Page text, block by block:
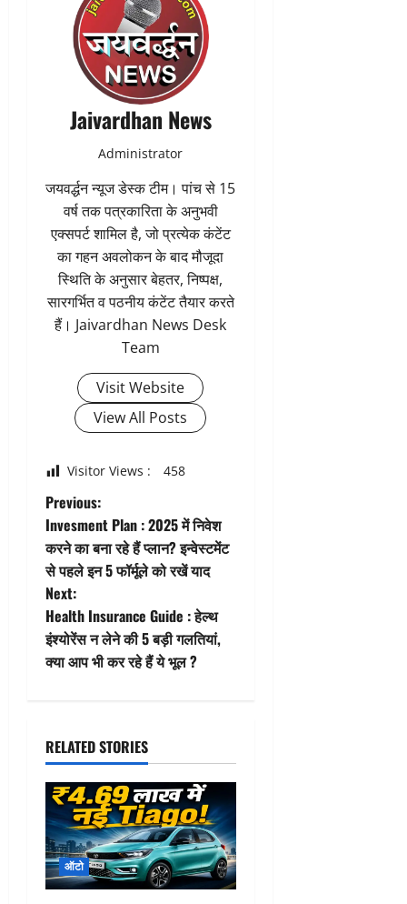
Jaivardhan News
Administrator
जयवर्द्धन न्यूज डेस्क टीम। पांच से 15
वर्ष तक पत्रकारिता के अनुभवी
एक्सपर्ट शामिल है, जो प्रत्येक कंटेंट
का गहन अवलोकन के बाद मौजूदा
स्थिति के अनुसार बेहतर, निष्पक्ष,
सारगर्भित व पठनीय कंटेंट तैयार करते
हैं। Jaivardhan News Desk
Team
Visit Website
View All Posts
Visitor Views : 458
P
o
s
t
n
v
i
g
a
t
Previous:
Invesment Plan : 2025 में निवेश
करने का बना रहे हैं प्लान? इन्वेस्टमेंट
से पहले इन 5 फॉर्मूले को रखें याद
Next:
Health Insurance Guide : हेल्थ
इंश्योरेंस न लेने की 5 बड़ी गलतियां,
क्या आप भी कर रहे हैं ये भूल ?
RELATED STORIES
ऑटो